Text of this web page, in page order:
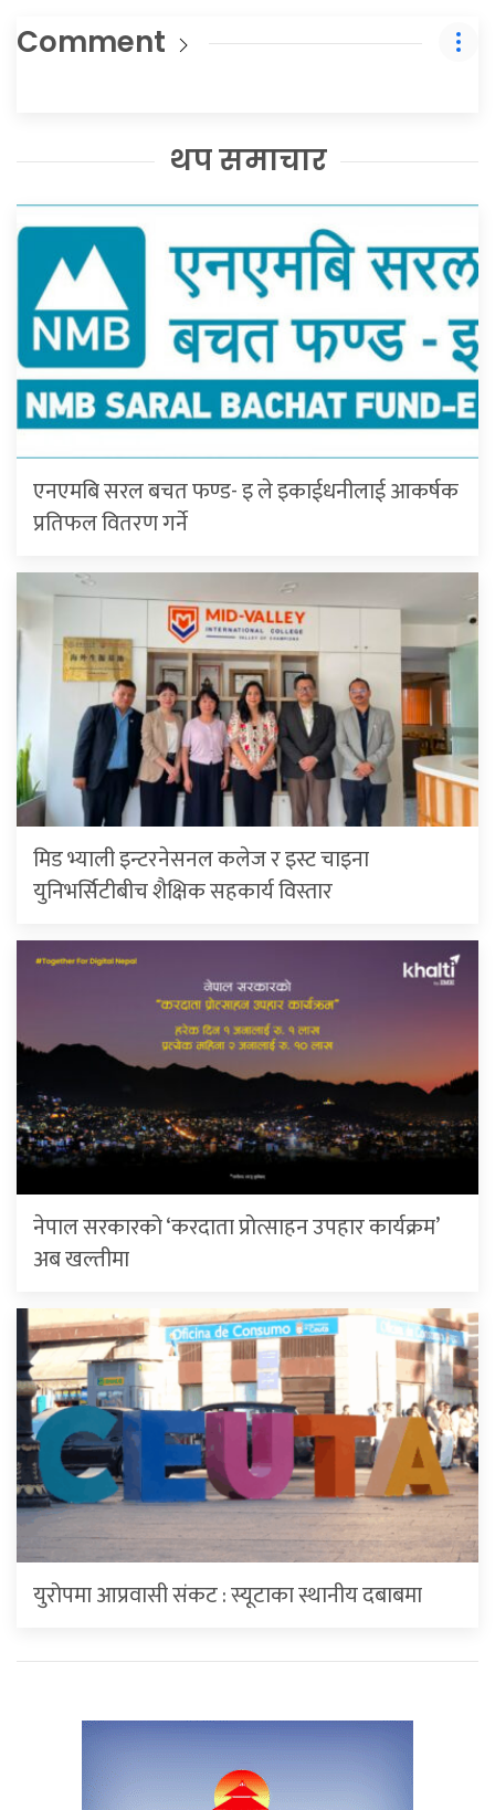
Comment
थप समाचार
एनएमबि सरल बचत फण्ड- इ ले इकाईधनीलाई आकर्षक
प्रतिफल वितरण गर्ने
मिड भ्याली इन्टरनेसनल कलेज र इस्ट चाइना
युनिभर्सिटीबीच शैक्षिक सहकार्य विस्तार
नेपाल सरकारको ‘करदाता प्रोत्साहन उपहार कार्यक्रम’
अब खल्तीमा
युरोपमा आप्रवासी संकट : स्यूटाका स्थानीय दबाबमा